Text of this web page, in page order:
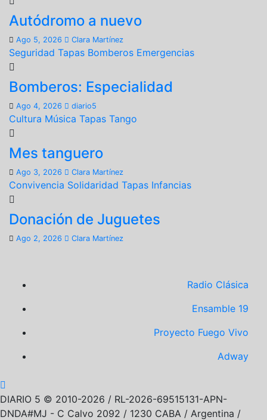
Autódromo a nuevo
Ago 5, 2026 Clara Martínez
Seguridad Tapas Bomberos Emergencias
Bomberos: Especialidad
Ago 4, 2026 diario5
Cultura Música Tapas Tango
Mes tanguero
Ago 3, 2026 Clara Martínez
Convivencia Solidaridad Tapas Infancias
Donación de Juguetes
Ago 2, 2026 Clara Martínez
Radio Clásica
Ensamble 19
Proyecto Fuego Vivo
Adway
DIARIO 5 © 2010-2026 / RL-2026-69515131-APN-
DNDA#MJ - C Calvo 2092 / 1230 CABA / Argentina /